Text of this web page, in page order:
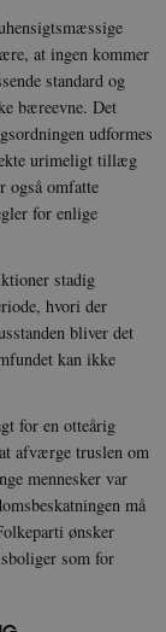
at ingen kommer
standard og
bæreevne. Det
udformes
urimeligt tillæg
også omfatte
for enlige
stadig
hvori der
bliver det
kan ikke
for en otteårig
afværge truslen om
mennesker var
må
ønsker
som for